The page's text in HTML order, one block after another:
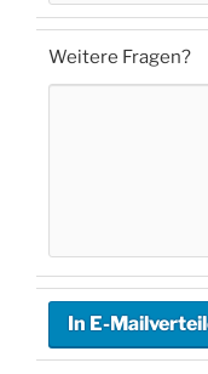
Weitere Fragen?